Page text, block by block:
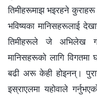
तिमीहरूमाझ भइरहने
भविष्यका मानिसहरूलाई
तिमीहरूले जे अभिलेख
मानिसहरूको लागि
बढी अरू केही होइनन्।
इस्राएलमा यहोवाले